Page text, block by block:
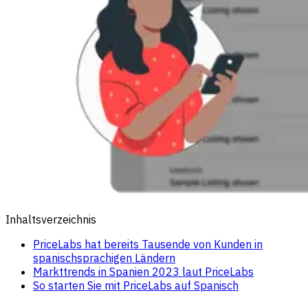
Inhaltsverzeichnis
PriceLabs hat bereits Tausende von Kunden in
spanischsprachigen Ländern
Markttrends in Spanien 2023 laut PriceLabs
So starten Sie mit PriceLabs auf Spanisch